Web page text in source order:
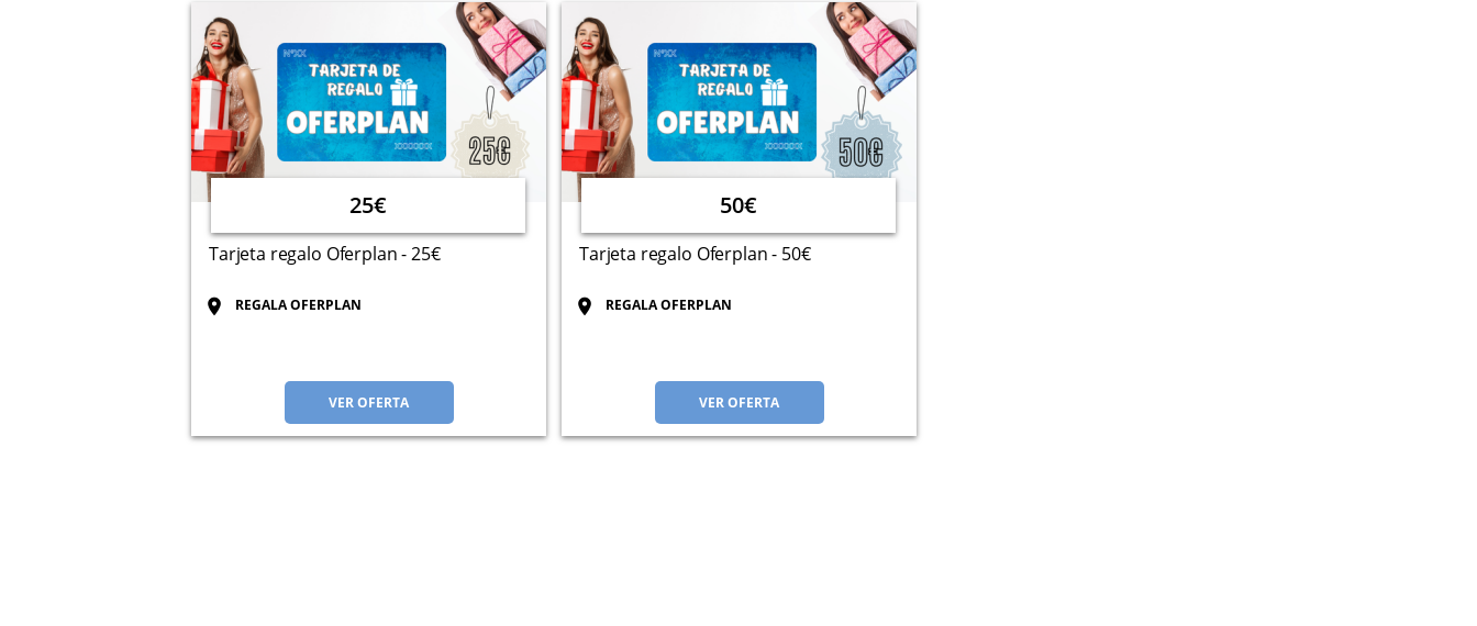
25€
Tarjeta regalo Oferplan - 25€
REGALA OFERPLAN
VER OFERTA
50€
Tarjeta regalo Oferplan - 50€
REGALA OFERPLAN
VER OFERTA